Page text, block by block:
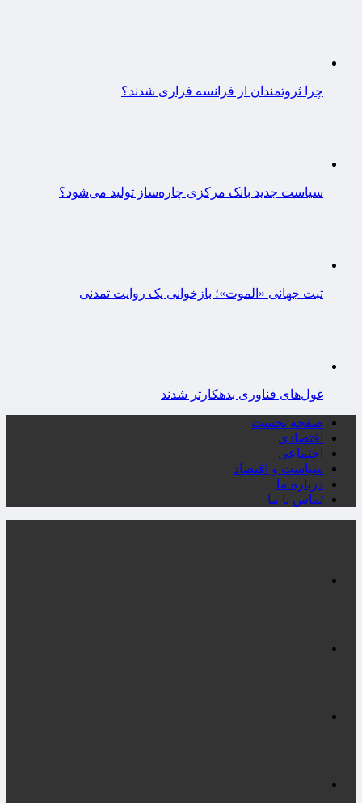
چرا ثروتمندان از فرانسه فراری شدند؟
سیاست جدید بانک مرکزی چاره‌ساز تولید می‌شود؟
ثبت جهانی «الموت»؛ بازخوانی یک روایت تمدنی
غول‌های فناوری بدهکارتر شدند
صفحه نخست
اقتصادی
اجتماعی
سیاست و اقتصاد
درباره ما
تماس با ما